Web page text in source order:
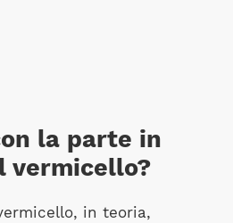
la parte in
vermicello?
in teoria,